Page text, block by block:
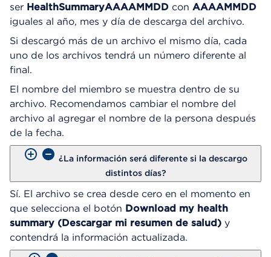
ser HealthSummaryAAAAMMDD con AAAAMMDD
iguales al año, mes y día de descarga del archivo.
Si descargó más de un archivo el mismo día, cada
uno de los archivos tendrá un número diferente al
final.
El nombre del miembro se muestra dentro de su
archivo. Recomendamos cambiar el nombre del
archivo al agregar el nombre de la persona después
de la fecha.
¿La información será diferente si la descargo
distintos días?
Sí. El archivo se crea desde cero en el momento en
que selecciona el botón Download my health
summary (Descargar mi resumen de salud) y
contendrá la información actualizada.